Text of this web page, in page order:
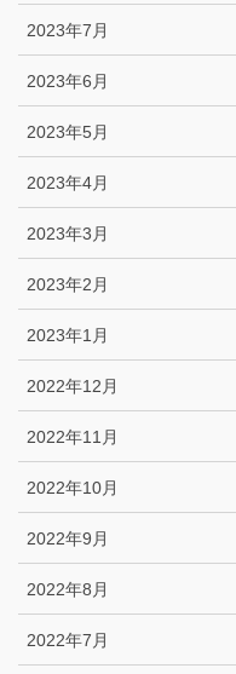
2023年7月
2023年6月
2023年5月
2023年4月
2023年3月
2023年2月
2023年1月
2022年12月
2022年11月
2022年10月
2022年9月
2022年8月
2022年7月